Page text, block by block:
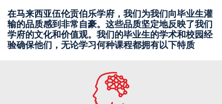
在马来西亚伍伦贡伯乐学府，我们为我们向毕业生灌
输的品质感到非常自豪。这些品质坚定地反映了我们
学府的文化和价值观。我们的毕业生的学术和校园经
验确保他们，无论学习何种课程都拥有以下特质